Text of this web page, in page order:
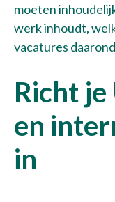
moeten
werk inhoudt,
vacatures
Richt
en
in